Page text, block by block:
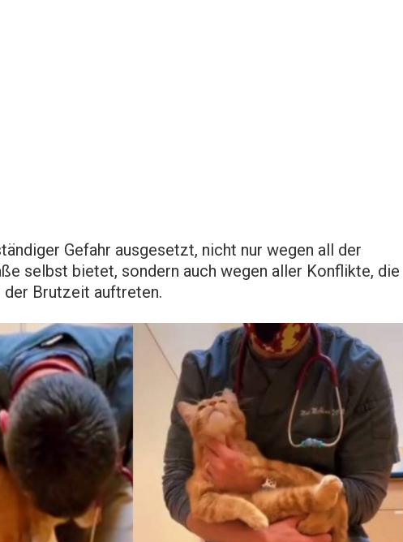
Gefahr ausgesetzt, nicht nur wegen all der
selbst bietet, sondern auch wegen aller Konflikte, die
der Brutzeit auftreten.